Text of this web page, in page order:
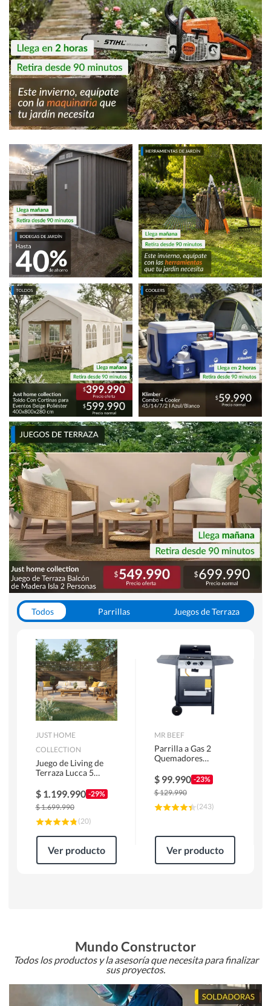
Todos Parrillas
Juegos de Terraza
JUST HOME
COLLECTION
Juego de Living de
Terraza Lucca 5
$ 1.199.990 -29%
$1.699.990
(20)
Ver producto
MR BEEF
Parrilla a Gas 2
Quemadores
$ 99.990 -23%
$129.990
(243)
Ver producto
Mundo Constructor
Todos los productos y la asesoría que necesita para finalizar
sus proyectos.